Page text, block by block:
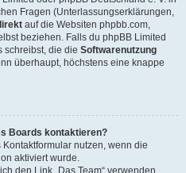
Fragen (Unterlassungserklärungen,
auf die Websiten phpbb.com,
beziehen. Falls du phpBB Limited
schreibst, die die Softwarenutzung
überhaupt, höchstens eine knappe
Boards kontaktieren?
nutzen, wenn die
aktiviert wurde.
den Link „Das Team“ verwenden.